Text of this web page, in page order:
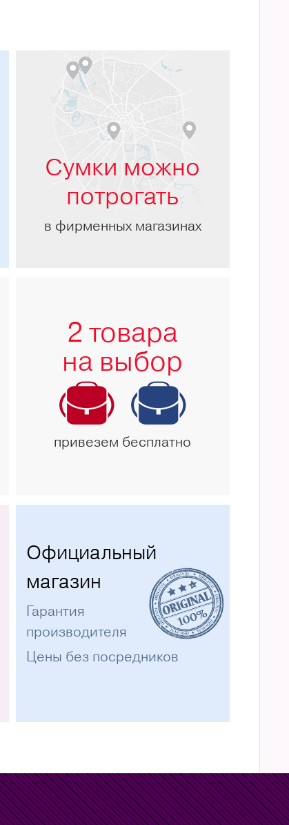
Сумки можно
потрогать
в фирменных магазинах
2 товара
на выбор
привезем бесплатно
Официальный
магазин
Гарантия
производителя
Цены без посредников